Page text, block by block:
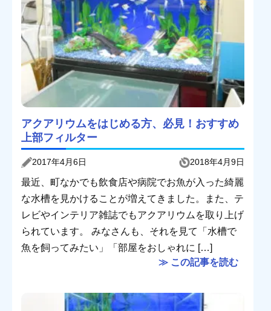
アクアリウムをはじめる方、必見！おすすめ
上部フィルター
2017年4月6日 2018年4月9日
最近、町なかでも飲食店や病院でお魚が入った綺麗
な水槽を見かけることが増えてきました。また、テ
レビやインテリア雑誌でもアクアリウムを取り上げ
られています。 みなさんも、それを見て「水槽で
魚を飼ってみたい」「部屋をおしゃれに […]
≫ この記事を読む